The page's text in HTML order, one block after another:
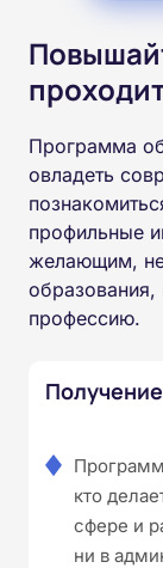
Программа
овладеть
профильные
желающим,
профессию.
кто
сфере и
ни в